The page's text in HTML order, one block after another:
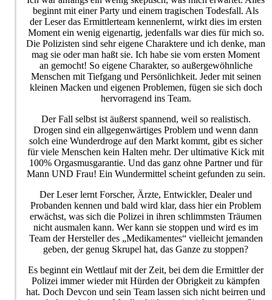
beginnt mit einer Party und einem tragischen Todesfall. Als
der Leser das Ermittlerteam kennenlernt, wirkt dies im ersten
Moment ein wenig eigenartig, jedenfalls war dies für mich so.
Die Polizisten sind sehr eigene Charaktere und ich denke, man
mag sie oder man haßt sie. Ich habe sie vom ersten Moment
an gemocht! So eigene Charakter, so außergewöhnliche
Menschen mit Tiefgang und Persönlichkeit. Jeder mit seinen
kleinen Macken und eigenen Problemen, fügen sie sich doch
hervorragend ins Team.
Der Fall selbst ist äußerst spannend, weil so realistisch.
Drogen sind ein allgegenwärtiges Problem und wenn dann
solch eine Wunderdroge auf den Markt kommt, gibt es sicher
für viele Menschen kein Halten mehr. Der ultimative Kick mit
100% Orgasmusgarantie. Und das ganz ohne Partner und für
Mann UND Frau! Ein Wundermittel scheint gefunden zu sein.
Der Leser lernt Forscher, Ärzte, Entwickler, Dealer und
Probanden kennen und bald wird klar, dass hier ein Problem
erwächst, was sich die Polizei in ihren schlimmsten Träumen
nicht ausmalen kann. Wer kann sie stoppen und wird es im
Team der Hersteller des „Medikamentes“ vielleicht jemanden
geben, der genug Skrupel hat, das Ganze zu stoppen?
Es beginnt ein Wettlauf mit der Zeit, bei dem die Ermittler der
Polizei immer wieder mit Hürden der Obrigkeit zu kämpfen
hat. Doch Devcon und sein Team lassen sich nicht beirren und